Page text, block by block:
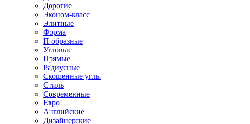
Дорогие
Эконом-класс
Элитные
Форма
П-образные
Угловые
Прямые
Радиусные
Скошенные углы
Стиль
Современные
Евро
Английские
Дизайнерские